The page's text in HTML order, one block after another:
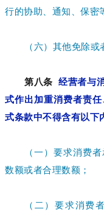
行的协助、通知、保密
（六）其他免除
第八条 经营者与
式作出加重消费者责
式条款中不得含有以下
（一）要求消费
数额或者合理数额；
（二）要求消费